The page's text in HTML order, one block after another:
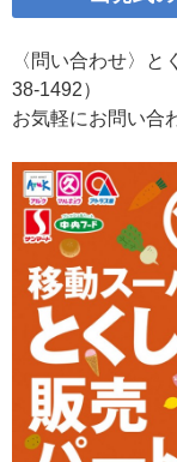
〈問い合わせ〉
38-1492）
お気軽にお問い合